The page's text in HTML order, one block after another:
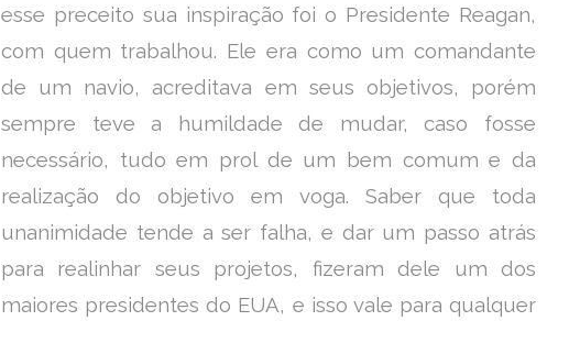
esse preceito sua inspiração foi o Presidente Reagan,
com quem trabalhou. Ele era como um comandante
de um navio, acreditava em seus objetivos, porém
sempre teve a humildade de mudar, caso fosse
necessário, tudo em prol de um bem comum e da
realização do objetivo em voga. Saber que toda
unanimidade tende a ser falha, e dar um passo atrás
para realinhar seus projetos, fizeram dele um dos
maiores presidentes do EUA, e isso vale para qualquer